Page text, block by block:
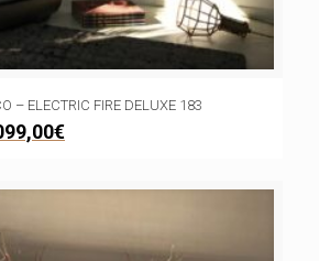
– ELECTRIC FIRE DELUXE 183
€